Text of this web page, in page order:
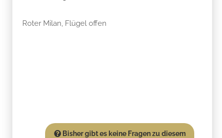
Roter Milan, Flügel offen
Bisher gibt es keine Fragen zu diesem